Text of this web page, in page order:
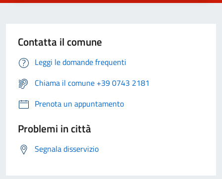
Contatta il comune
Leggi le domande frequenti
Chiama il comune +39 0743 2181
Prenota un appuntamento
Problemi in città
Segnala disservizio